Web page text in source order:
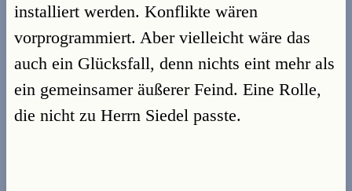
installiert werden. Konflikte wären
vorprogrammiert. Aber vielleicht wäre das
auch ein Glücksfall, denn nichts eint mehr als
ein gemeinsamer äußerer Feind. Eine Rolle,
die nicht zu Herrn Siedel passte.